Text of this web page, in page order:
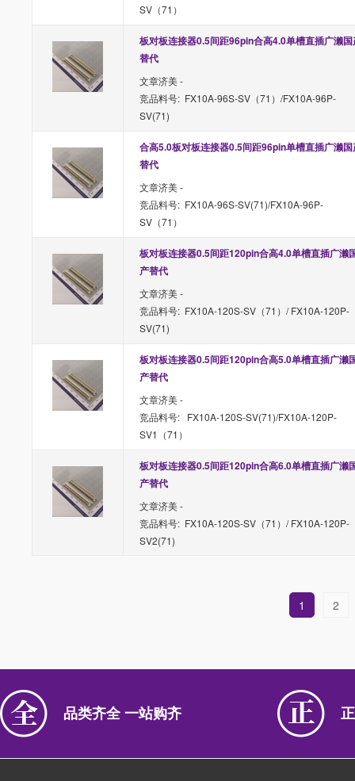
SV（71）
板对板连接器0.5间距96pin合高4.0单槽直插广濑国
替代
文章济美 -
竞品料号: FX10A-96S-SV（71）/FX10A-96P-
SV(71)
合高5.0板对板连接器0.5间距96pin单槽直插广濑国
替代
文章济美 -
竞品料号: FX10A-96S-SV(71)/FX10A-96P-
SV（71）
板对板连接器0.5间距120pin合高4.0单槽直插广濑
产替代
文章济美 -
竞品料号: FX10A-120S-SV（71）/ FX10A-120P-
SV(71)
板对板连接器0.5间距120pin合高5.0单槽直插广濑
产替代
文章济美 -
竞品料号: FX10A-120S-SV(71)/FX10A-120P-
SV1（71）
板对板连接器0.5间距120pin合高6.0单槽直插广濑
产替代
文章济美 -
竞品料号: FX10A-120S-SV（71）/ FX10A-120P-
SV2(71)
1 2
品类齐全 一站购齐